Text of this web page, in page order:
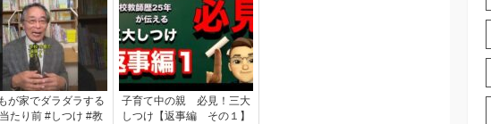
が家でダラダラする
たり前 #しつけ #教
子育て中の親 必見！三大
しつけ【返事編 その１】